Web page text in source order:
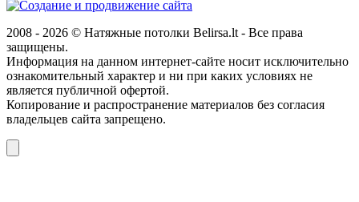
2008 - 2026 © Натяжные потолки Belirsa.lt - Все права
защищены.
Информация на данном интернет-сайте носит исключительно
ознакомительный характер и ни при каких условиях не
является публичной офертой.
Копирование и распространение материалов без согласия
владельцев сайта запрещено.